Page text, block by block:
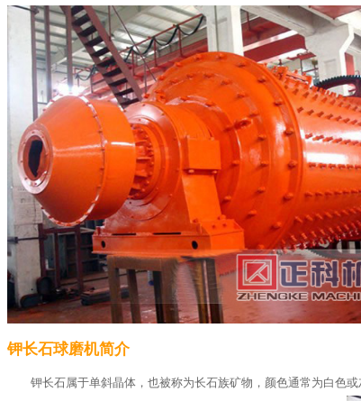
钾长石球磨机简介
钾长石属于单斜晶体，也被称为长石族矿物，颜色通常为白色